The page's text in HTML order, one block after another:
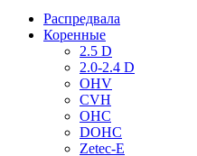
Распредвала
Коренные
2.5 D
2.0-2.4 D
OHV
CVH
OHC
DOHC
Zetec-E